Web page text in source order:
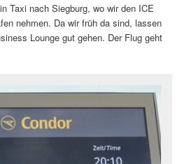
Taxi nach Siegburg, wo wir den ICE
nehmen. Da wir früh da sind, lassen
Lounge gut gehen. Der Flug geht